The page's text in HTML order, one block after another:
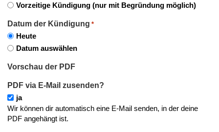
Vorzeitige Kündigung (nur mit Begründung möglich)
Datum der Kündigung *
Heute
Datum auswählen
Vorschau der PDF
PDF via E-Mail zusenden?
ja
Wir können dir automatisch eine E-Mail senden, in der deine
PDF angehängt ist.